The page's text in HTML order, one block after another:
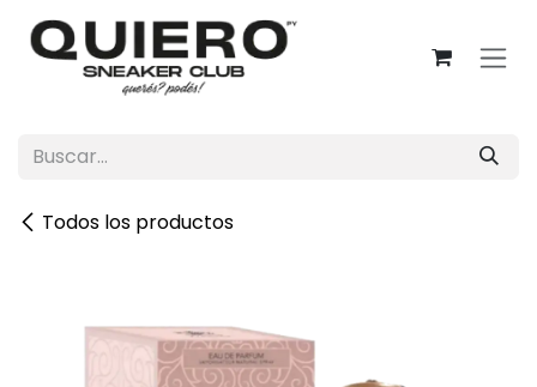
Ir al contenido
Todos los productos